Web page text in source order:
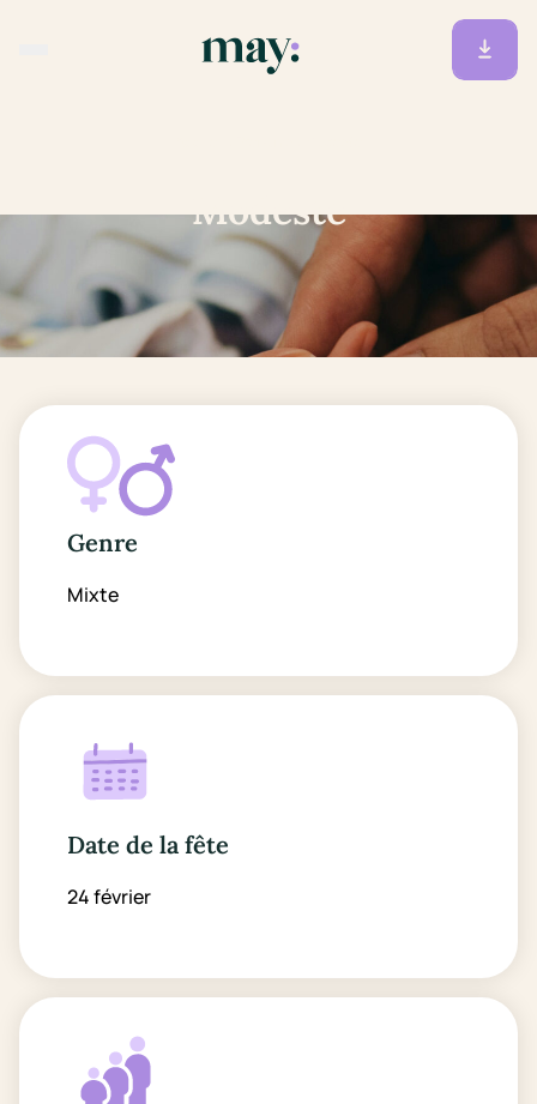
Modeste
Genre
Mixte
Date de la fête
24 février